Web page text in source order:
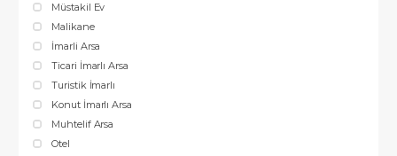
Müstakil Ev
Malikane
İmarli Arsa
Ticari İmarlı Arsa
Turistik İmarlı
Konut İmarlı Arsa
Muhtelif Arsa
Otel